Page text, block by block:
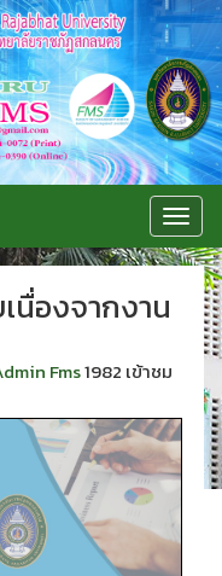
Toggle
นื่องจากงาน
Fms1982 เข้าชม